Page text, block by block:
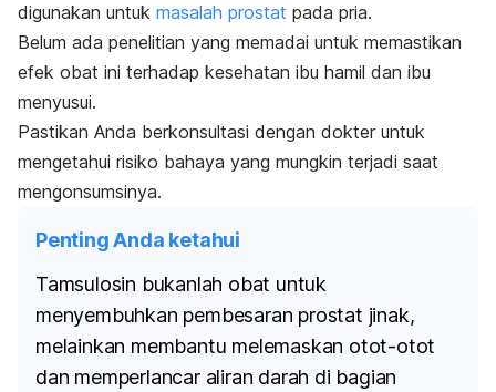
digunakan untuk masalah prostat pada pria.
Belum ada penelitian yang memadai untuk memastikan
efek obat ini terhadap kesehatan ibu hamil dan ibu
menyusui.
Pastikan Anda berkonsultasi dengan dokter untuk
mengetahui risiko bahaya yang mungkin terjadi saat
mengonsumsinya.
Penting Anda ketahui
Tamsulosin bukanlah obat untuk
menyembuhkan pembesaran prostat jinak,
melainkan membantu melemaskan otot-otot
dan memperlancar aliran darah di bagian